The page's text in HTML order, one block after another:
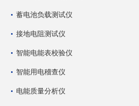
蓄电池负载测试仪
接地电阻测试仪
智能电能表校验仪
智能用电稽查仪
电能质量分析仪